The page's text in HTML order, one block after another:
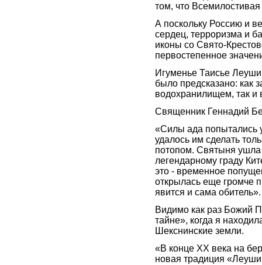
том, что Всемилостивая
А поскольку Россию и
сердец, терроризма и
иконы со Свято-
первостепенное
Игуменье Таисье
было предсказано: как
водохранилищем, так и
Священник Геннадий
«Силы ада попытались
удалось им сделать
потопом. Святыня
легендарному граду
это - временное
открылась еще громче
явится и сама обитель».
Видимо как раз Божий
тайне», когда я
Шекснинские земли.
«В конце ХХ века на
новая традиция